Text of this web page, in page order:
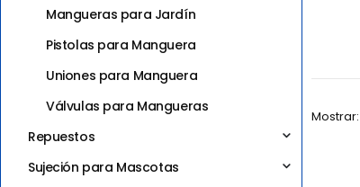
Mostrar:
Mangueras para Jardín
Pistolas para Manguera
Uniones para Manguera
Válvulas para Mangueras
Repuestos
Sujeción para Mascotas